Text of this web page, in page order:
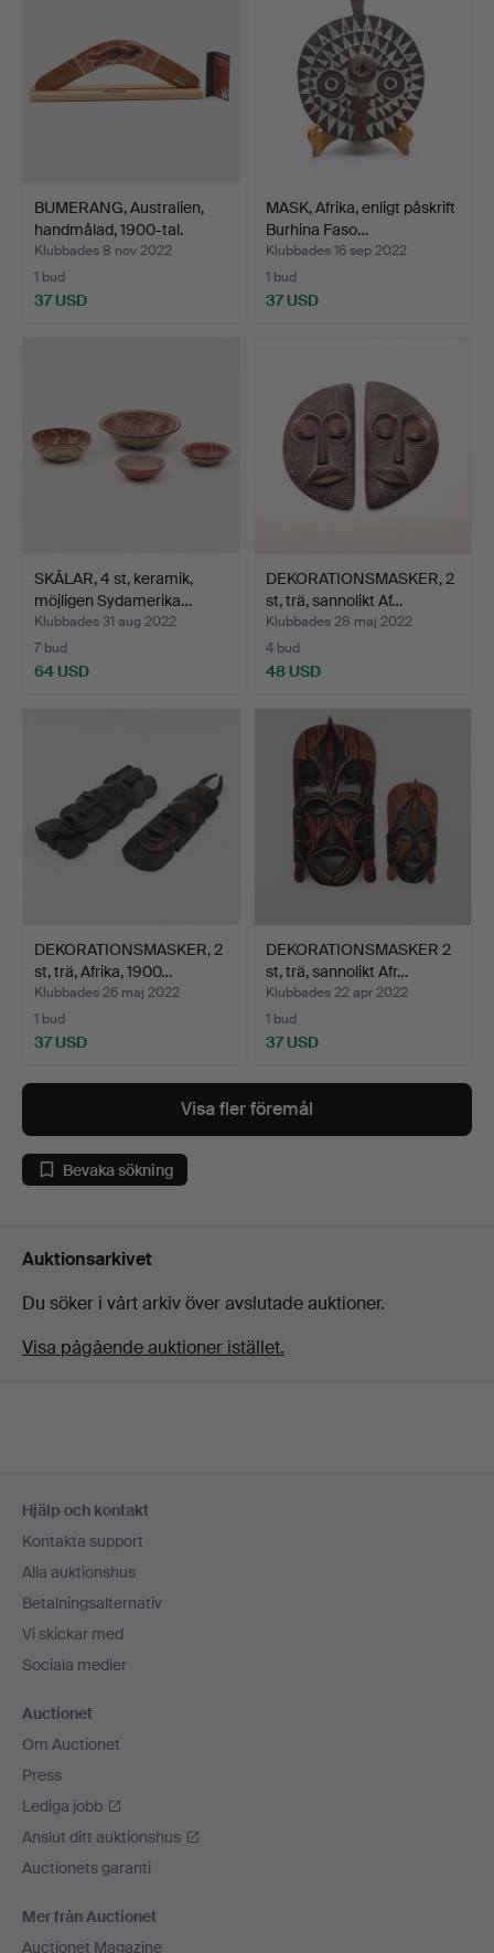
BUMERANG, Australien,
handmålad, 1900-tal.
Klubbades 8 nov 2022
1 bud
37 USD
MASK, Afrika, enligt påskrift
Burhina Faso…
Klubbades 16 sep 2022
1 bud
37 USD
SKÅLAR, 4 st, keramik,
möjligen Sydamerika…
Klubbades 31 aug 2022
7 bud
64 USD
DEKORATIONSMASKER, 2
st, trä, sannolikt Af…
Klubbades 28 maj 2022
4 bud
48 USD
DEKORATIONSMASKER, 2
st, trä, Afrika, 1900…
Klubbades 26 maj 2022
1 bud
37 USD
DEKORATIONSMASKER 2
st, trä, sannolikt Afr…
Klubbades 22 apr 2022
1 bud
37 USD
Visa fler föremål
Bevaka sökning
Auktionsarkivet
Du söker i vårt arkiv över avslutade auktioner.
Visa pågående auktioner istället.
Hjälp och kontakt
Kontakta support
Alla auktionshus
Betalningsalternativ
Vi skickar med
Sociala medier
Auctionet
Om Auctionet
Press
Lediga jobb
Anslut ditt auktionshus
Auctionets garanti
Mer från Auctionet
Auctionet Magazine